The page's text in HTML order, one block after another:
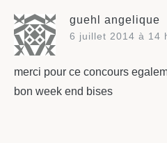
guehl angelique
6 juillet 2014 à 14
merci pour ce concours
bon week end bises